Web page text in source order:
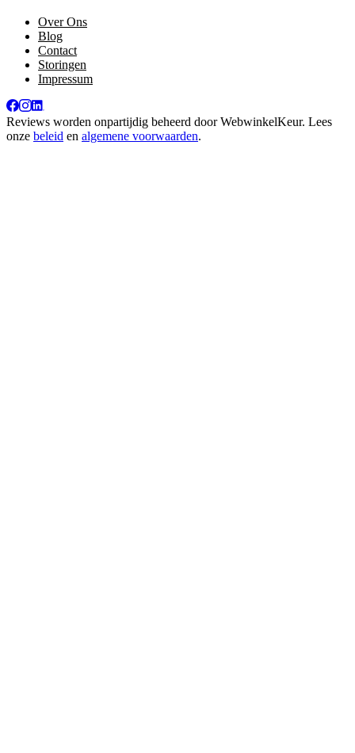
Over Ons
Blog
Contact
Storingen
Impressum
Reviews worden onpartijdig beheerd doorWebwinkelKeur. Lees
onze beleid en algemene voorwaarden.